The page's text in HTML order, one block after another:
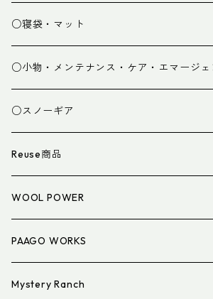
パンツ
グローブ
スパッツ・ゲイター
衣類小物
アイウェア
○寝袋・マット
寝袋
マット
寝具小物
○小物・メンテナンス・ケア・エマージェ
○スノーギア
Reuse商品
WOOL POWER
PAAGO WORKS
Mystery Ranch